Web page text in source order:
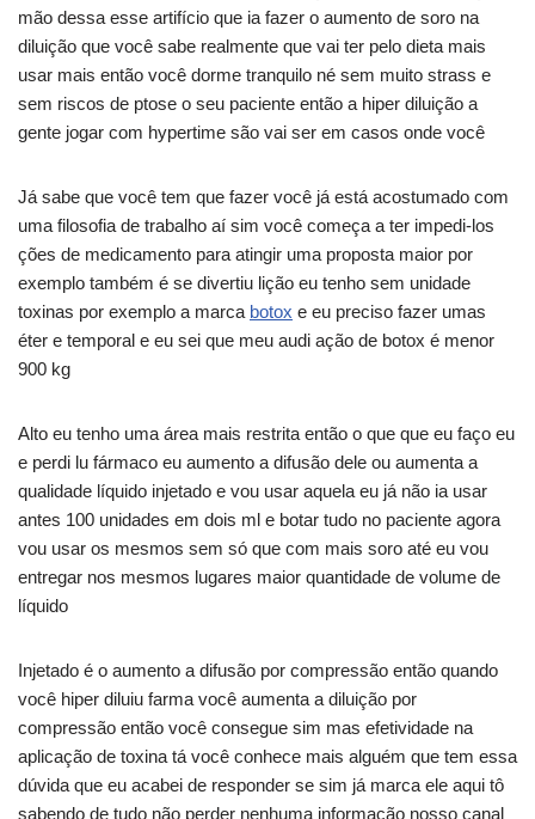
mão dessa esse artifício que ia fazer o aumento de soro na
diluição que você sabe realmente que vai ter pelo dieta mais
usar mais então você dorme tranquilo né sem muito strass e
sem riscos de ptose o seu paciente então a hiper diluição a
gente jogar com hypertime são vai ser em casos onde você
Já sabe que você tem que fazer você já está acostumado com
uma filosofia de trabalho aí sim você começa a ter impedi-los
ções de medicamento para atingir uma proposta maior por
exemplo também é se divertiu lição eu tenho sem unidade
toxinas por exemplo a marca botox e eu preciso fazer umas
éter e temporal e eu sei que meu audi ação de botox é menor
900 kg
Alto eu tenho uma área mais restrita então o que que eu faço eu
e perdi lu fármaco eu aumento a difusão dele ou aumenta a
qualidade líquido injetado e vou usar aquela eu já não ia usar
antes 100 unidades em dois ml e botar tudo no paciente agora
vou usar os mesmos sem só que com mais soro até eu vou
entregar nos mesmos lugares maior quantidade de volume de
líquido
Injetado é o aumento a difusão por compressão então quando
você hiper diluiu farma você aumenta a diluição por
compressão então você consegue sim mas efetividade na
aplicação de toxina tá você conhece mais alguém que tem essa
dúvida que eu acabei de responder se sim já marca ele aqui tô
sabendo de tudo não perder nenhuma informação nosso canal